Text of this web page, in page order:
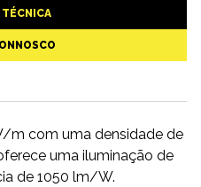
TÉCNICA
m com uma densidade de
uma iluminação de
de 1050 lm/W.